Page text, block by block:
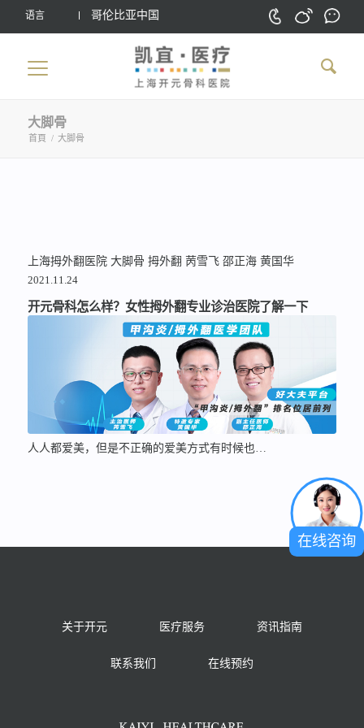
语言 哥伦比亚中国
大脚骨
首頁 / 大脚骨
上海拇外翻医院 大脚骨 拇外翻 苪雪飞 邵正海 黄国华
2021.11.24
开元骨科怎么样？女性拇外翻专业诊治医院了解一下
人人都爱美，但是不正确的爱美方式有时候也…
关于开元 医疗服务 资讯指南
联系我们 在线预约
在线咨询